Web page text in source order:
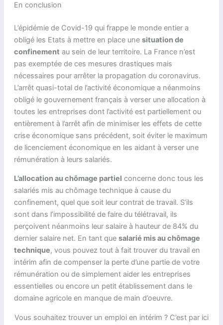
En conclusion
L’épidémie de Covid-19 qui frappe le monde entier a
obligé les Etats à mettre en place une situation de
confinement au sein de leur territoire. La France n’est
pas exemptée de ces mesures drastiques mais
nécessaires pour arrêter la propagation du coronavirus.
L’arrêt quasi-total de l’activité économique a néanmoins
obligé le gouvernement français à verser une allocation à
toutes les entreprises dont l’activité est partiellement ou
entièrement à l’arrêt afin de minimiser les effets de cette
crise économique sans précédent, soit éviter le maximum
de licenciement économique en les aidant à verser une
rémunération à leurs salariés.
L’allocation au chômage partiel concerne donc tous les
salariés mis au chômage technique à cause du
confinement, quel que soit leur contrat de travail. S’ils
sont dans l’impossibilité de faire du télétravail, ils
perçoivent néanmoins leur salaire à hauteur de 84% du
dernier salaire net. En tant que salarié mis au chômage
technique, vous pouvez tout à fait trouver du travail en
intérim afin de compenser la perte d’une partie de votre
rémunération ou de simplement aider les entreprises
essentielles ou encore un petit établissement dans le
domaine agricole en manque de main d’oeuvre.
Vous souhaitez trouver un emploi en intérim ? C’est par ici